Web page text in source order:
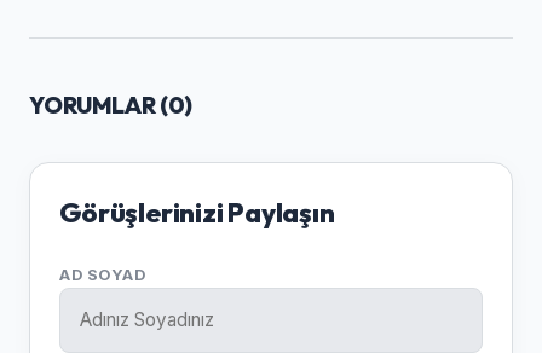
YORUMLAR (0)
Görüşlerinizi Paylaşın
AD SOYAD